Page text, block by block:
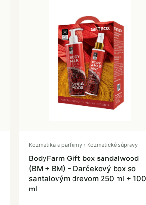
Kozmetika a parfumy › Kozmetické súpravy
BodyFarm Gift box sandalwood
(BM + BM) - Darčekový box so
santalovým drevom 250 ml + 100
ml